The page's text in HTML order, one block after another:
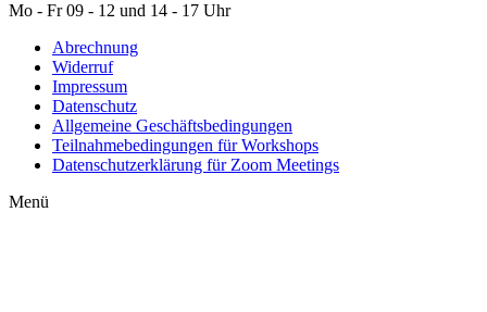
Mo - Fr 09 - 12 und 14 - 17 Uhr
Abrechnung
Widerruf
Impressum
Datenschutz
Allgemeine Geschäftsbedingungen
Teilnahmebedingungen für Workshops
Datenschutzerklärung für Zoom Meetings
Menü